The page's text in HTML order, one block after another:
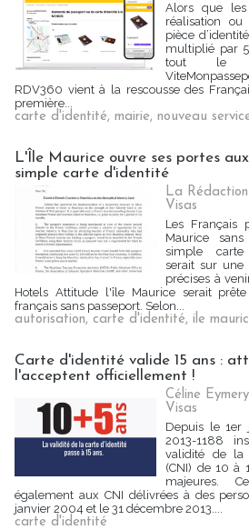
Alors que
réalisation ou
pièce
multiplié par
tout le
RDV360 vient à la rescousse des
première...
carte d'identité, mairie, nouveau
L'Île Maurice ouvre ses portes
simple carte d'identité
La Rédaction
Visas
Les Français
Maurice
simple carte
serait sur une
précises à
Hotels Attitude l'île Maurice serait
français sans passeport. Selon...
autorisation, carte d'identité, ile
Carte d'identité valide 15 ans :
l'acceptent officiellement !
Céline
Visas
Depuis le 1er
2013-1188
validité de la
(CNI) de 10 à
majeures.
également aux CNI délivrées à des
janvier 2004 et le 31 décembre 2013....
carte d'identité